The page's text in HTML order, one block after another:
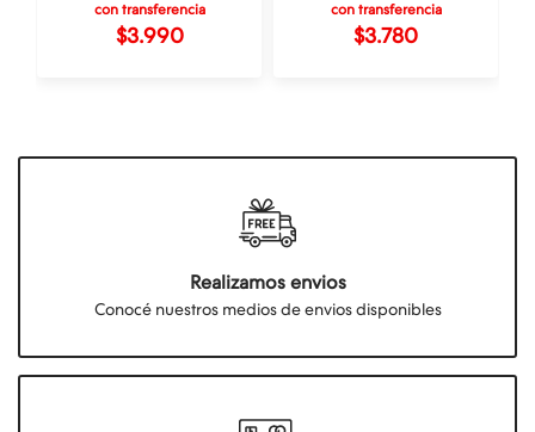
con transferencia
$3.990
con transferencia
$3.780
Realizamos envios
Conocé nuestros medios de envios disponibles